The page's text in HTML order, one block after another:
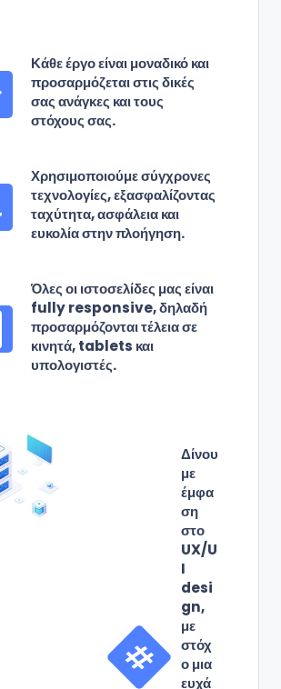
Κάθε έργο είναι μοναδικό και
προσαρμόζεται στις δικές
σας ανάγκες και τους
στόχους σας.
Χρησιμοποιούμε σύγχρονες
τεχνολογίες, εξασφαλίζοντας
ταχύτητα, ασφάλεια και
ευκολία στην πλοήγηση.
Όλες οι ιστοσελίδες μας είναι
fully responsive, δηλαδή
προσαρμόζονται τέλεια σε
κινητά, tablets και
υπολογιστές.
Δίνου
με
έμφα
ση
στο
UX/U
I
desi
gn,
με
στόχ
ο μια
ευχά